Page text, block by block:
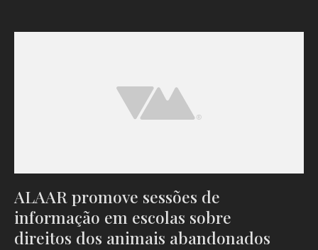
ALAAR promove sessões de
informação em escolas sobre
direitos dos animais abandonados